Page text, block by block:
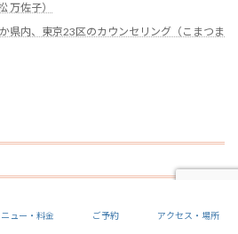
万佐子）
県内、東京23区のカウンセリング（こまつま
ニュー・料金 ご予約 アクセス・場所